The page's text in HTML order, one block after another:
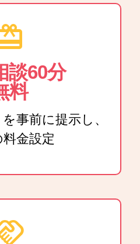
談60分
料
事前に提示し、
金設定